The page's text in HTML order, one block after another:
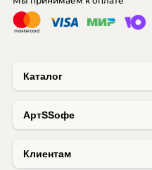
Каталог
AртSSофе
Клиентам